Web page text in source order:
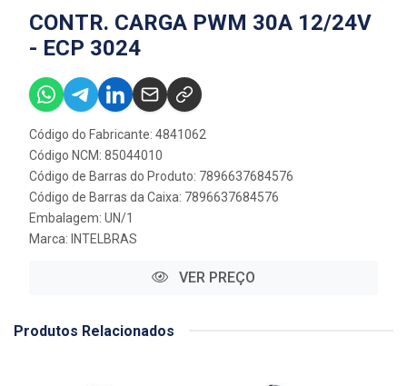
CONTR. CARGA PWM 30A 12/24V
- ECP 3024
Código do Fabricante: 4841062
Código NCM: 85044010
Código de Barras do Produto: 7896637684576
Código de Barras da Caixa: 7896637684576
Embalagem: UN/1
Marca: INTELBRAS
VER PREÇO
Produtos Relacionados